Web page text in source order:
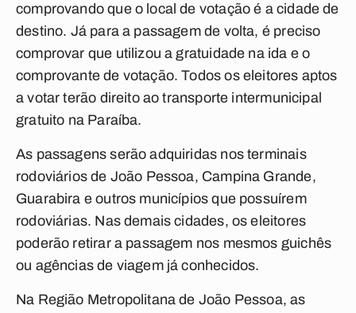
comprovando que o local de votação é a cidade de
destino. Já para a passagem de volta, é preciso
comprovar que utilizou a gratuidade na ida e o
comprovante de votação. Todos os eleitores aptos
a votar terão direito ao transporte intermunicipal
gratuito na Paraíba.
As passagens serão adquiridas nos terminais
rodoviários de João Pessoa, Campina Grande,
Guarabira e outros municípios que possuírem
rodoviárias. Nas demais cidades, os eleitores
poderão retirar a passagem nos mesmos guichês
ou agências de viagem já conhecidos.
Na Região Metropolitana de João Pessoa, as